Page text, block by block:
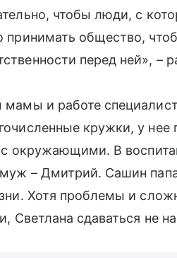
чтобы люди, с
принимать общество,
перед ней», –
мамы и работе
кружки, у нее
с окружающими. В
– Дмитрий. Сашин
Хотя проблемы и
Светлана сдаваться не